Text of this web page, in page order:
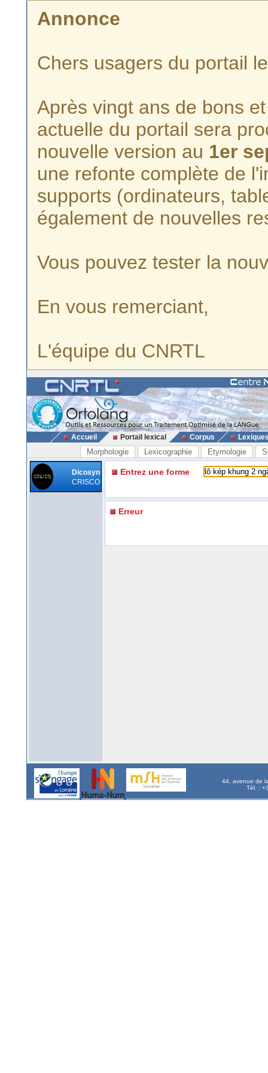
Annonce
Chers usagers du portail
Après vingt ans de bons
actuelle du portail sera
nouvelle version au 1er
une refonte complète de
supports (ordinateurs,
également de nouvelles
Vous pouvez tester la
En vous remerciant,
L'équipe du CNRTL
Accueil Portail lexical Corpus
Morphologie Lexicographie Etymologie
Dicosyn
CRISCO
Entrez une forme
Erreur
44, avenue de
Tél. :